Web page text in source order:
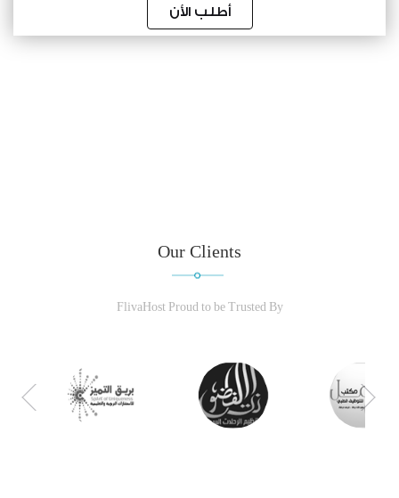
أطلب الأن
Our Clients
FlivaHost Proud to be Trusted By